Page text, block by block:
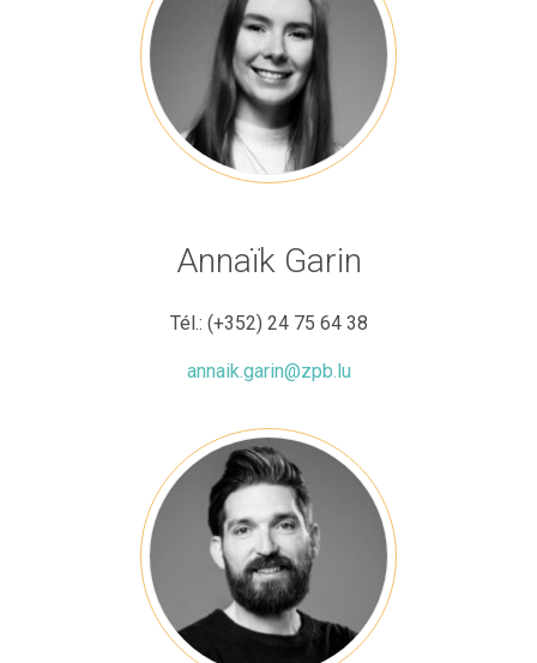
Annaïk Garin
Tél.: (+352) 24 75 64 38
annaik.garin@zpb.lu